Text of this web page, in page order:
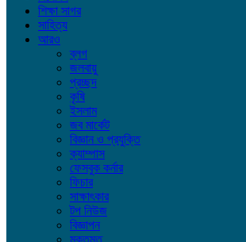
শিক্ষা সাগর
সাহিত্য
আরও
ব্লগ
জলবায়ু
প্রচ্ছদ
কৃষি
ইসলাম
জব মার্কেট
বিজ্ঞান ও প্রযুক্তি
ক্যাম্পাস
ফেসবুক কর্নার
ফিচার
সাক্ষাৎকার
টপ নিউজ
বিজ্ঞাপন
মুক্তমত